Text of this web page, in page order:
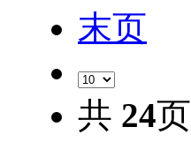
末页
共 24页